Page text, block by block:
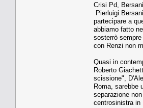
Crisi Pd,
Pierluigi
partecipare a
abbiamo fatto
sosterrò
con Renzi non
Quasi in
Roberto
scissione",
Roma, sarebbe
separazione
centrosinistra in